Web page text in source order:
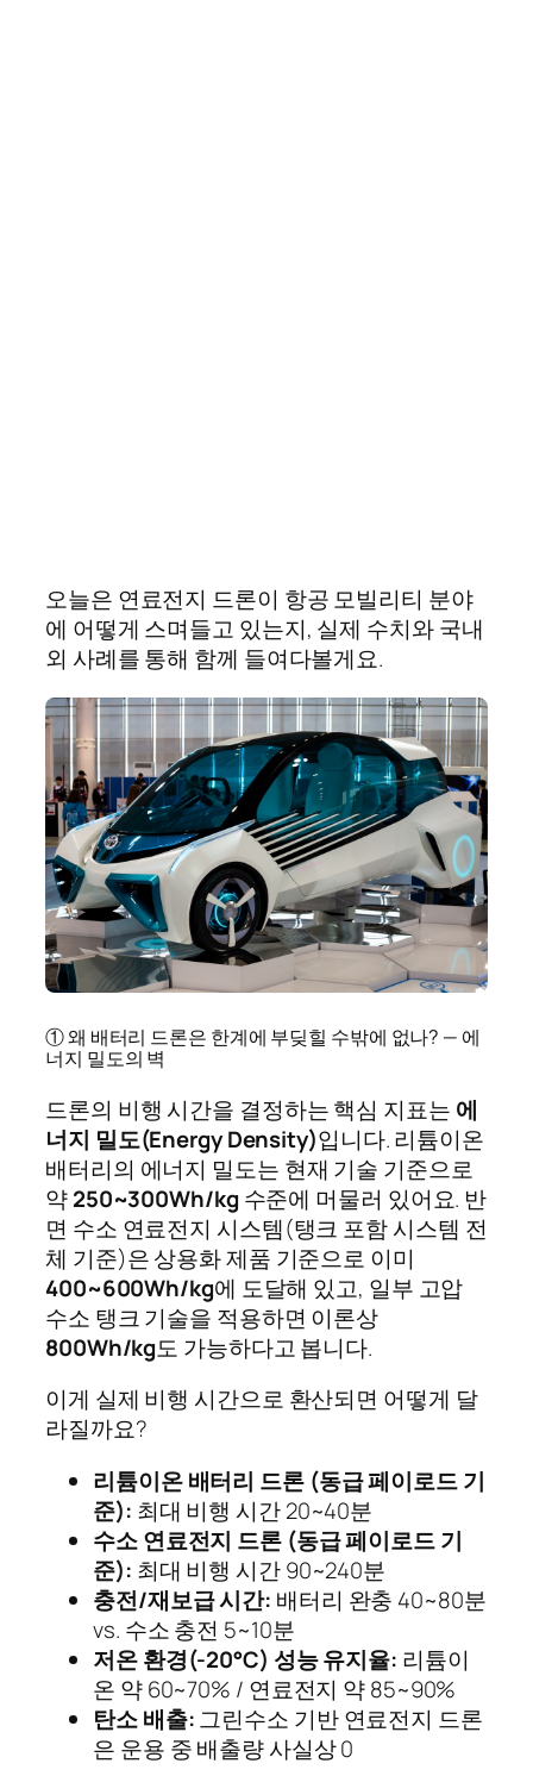
오늘은 연료전지 드론이 항공 모빌리티 분야
에 어떻게 스며들고 있는지, 실제 수치와 국내
외 사례를 통해 함께 들여다볼게요.
① 왜 배터리 드론은 한계에 부딪힐 수밖에 없나? — 에
너지 밀도의 벽
드론의 비행 시간을 결정하는 핵심 지표는 에
너지 밀도(Energy Density)입니다. 리튬이온
배터리의 에너지 밀도는 현재 기술 기준으로
약250~300Wh/kg 수준에 머물러 있어요. 반
면 수소 연료전지 시스템(탱크 포함 시스템 전
체 기준)은 상용화 제품 기준으로 이미
400~600Wh/kg에 도달해 있고, 일부 고압
수소 탱크 기술을 적용하면 이론상
800Wh/kg도 가능하다고 봅니다.
이게 실제 비행 시간으로 환산되면 어떻게 달
라질까요?
리튬이온 배터리 드론 (동급 페이로드 기
준): 최대 비행 시간 20~40분
수소 연료전지 드론 (동급 페이로드 기
준): 최대 비행 시간 90~240분
충전/재보급 시간: 배터리 완충 40~80분
vs. 수소 충전 5~10분
저온 환경(-20°C) 성능 유지율: 리튬이
온 약 60~70% / 연료전지 약 85~90%
탄소 배출:그린수소 기반 연료전지 드론
은 운용 중 배출량 사실상 0